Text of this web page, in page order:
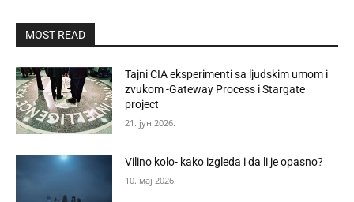
MOST READ
Tajni CIA eksperimenti sa ljudskim umom i
zvukom -Gateway Process i Stargate
project
21. јун 2026.
Vilino kolo- kako izgleda i da li je opasno?
10. мај 2026.